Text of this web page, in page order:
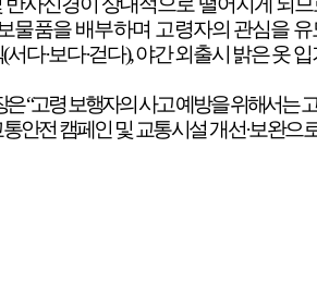
물품을 배부하며 고령자의 관심을
(서다·보다·걷다),야간 외출시 밝은 옷
은“고령 보행자의 사고 예방을 위해서는
안전 캠페인 및 교통시설 개선·보완으